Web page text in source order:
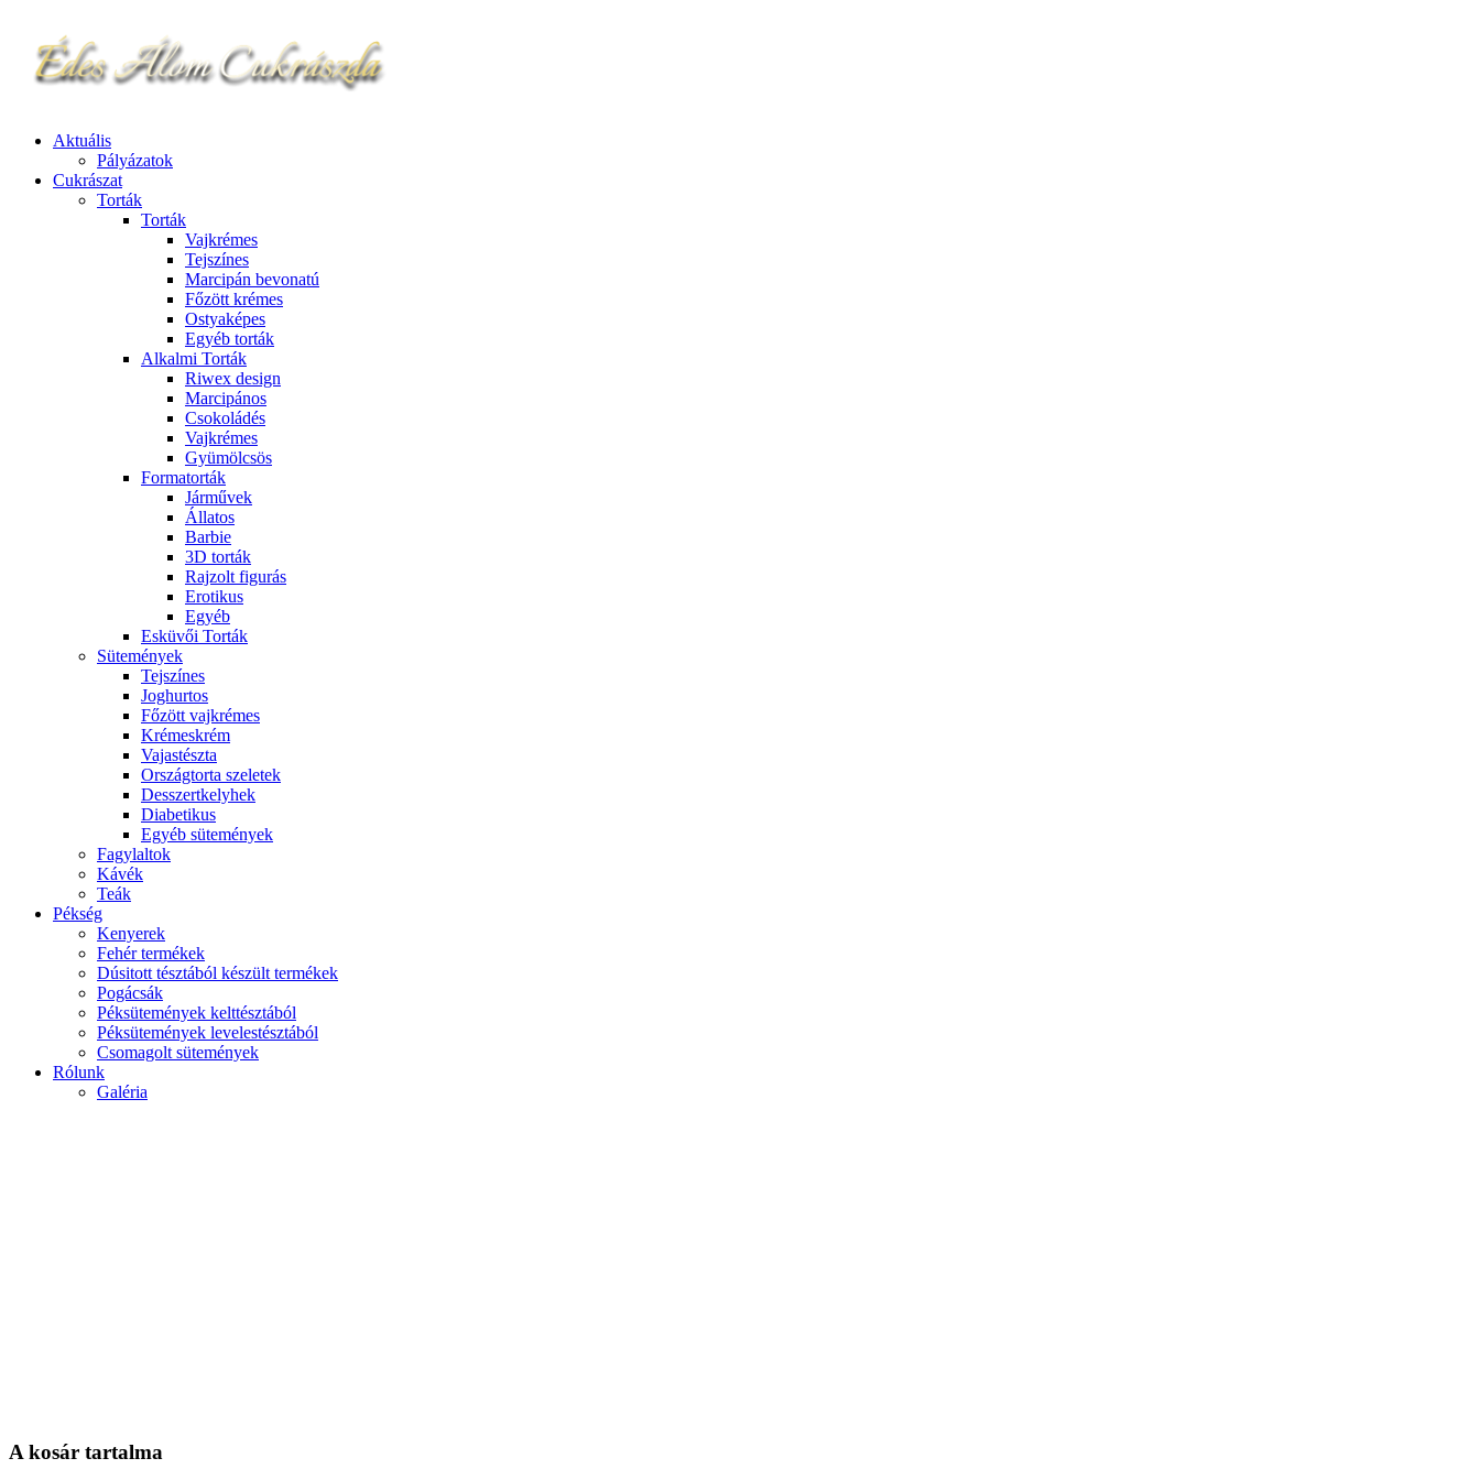
Aktuális
Pályázatok
Cukrászat
Torták
Torták
Vajkrémes
Tejszínes
Marcipán bevonatú
Főzött krémes
Ostyaképes
Egyéb torták
Alkalmi Torták
Riwex design
Marcipános
Csokoládés
Vajkrémes
Gyümölcsös
Formatorták
Járművek
Állatos
Barbie
3D torták
Rajzolt figurás
Erotikus
Egyéb
Esküvői Torták
Sütemények
Tejszínes
Joghurtos
Főzött vajkrémes
Krémeskrém
Vajastészta
Országtorta szeletek
Desszertkelyhek
Diabetikus
Egyéb sütemények
Fagylaltok
Kávék
Teák
Pékség
Kenyerek
Fehér termékek
Dúsitott tésztából készült termékek
Pogácsák
Péksütemények kelttésztából
Péksütemények levelestésztából
Csomagolt sütemények
Rólunk
Galéria
A kosár tartalma